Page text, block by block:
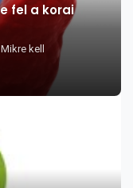
fel a korai
kell